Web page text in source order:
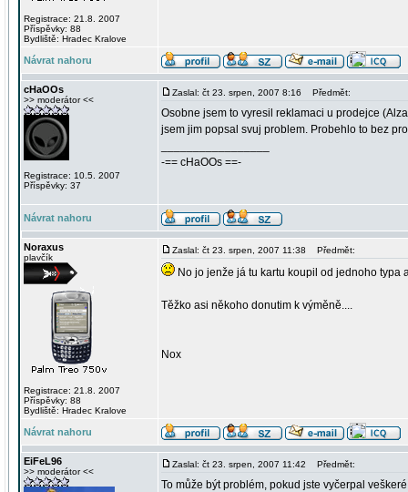
Registrace: 21.8. 2007
Příspěvky: 88
Bydliště: Hradec Kralove
Návrat nahoru
cHaOOs
>> moderátor <<
Registrace: 10.5. 2007
Příspěvky: 37
Zaslal: čt 23. srpen, 2007 8:16 Předmět:
Osobne jsem to vyresil reklamaci u prodejce
jsem jim popsal svuj problem. Probehlo to bez
-== cHaOOs ==-
Návrat nahoru
Noraxus
plavčík
Registrace: 21.8. 2007
Příspěvky: 88
Bydliště: Hradec Kralove
Zaslal: čt 23. srpen, 2007 11:38 Předmět:
No jo jenže já tu kartu koupil od jednoho typa
Těžko asi někoho donutim k výměně....
Nox
Návrat nahoru
EiFeL96
>> moderátor <<
Zaslal: čt 23. srpen, 2007 11:42 Předmět:
To může být problém, pokud jste vyčerpal